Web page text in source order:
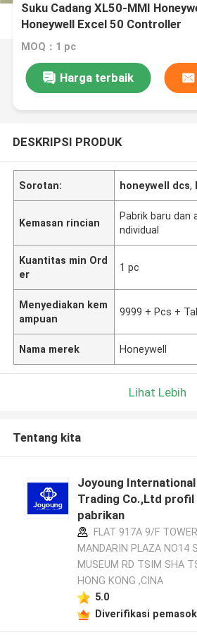
Suku Cadang XL50-MMI
Honeywell Excel 50 Controller
MOQ：1 pc
Harga terbaik
DESKRIPSI PRODUK
Sorotan: honeywell dcs,
Kemasan rincian
Pabrik baru dan
ndividual
Kuantitas min Ord
er
1 pc
Menyediakan kem
ampuan
9999 + Pcs +
Nama merek Honeywell
Lihat Lebih
Tentang kita
Joyoung International
Trading Co.,Ltd profil
pabrikan
FLAT 917A 9/F
MANDARIN PLAZA NO14
MUSEUM RD TSIM SHA
HONG KONG ,CINA
5.0
Diverifikasi pemasok